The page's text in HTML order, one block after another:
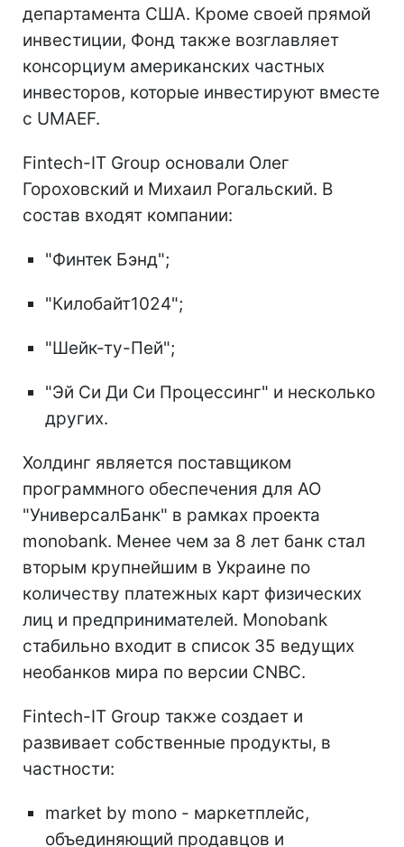
департамента США. Кроме своей прямой
инвестиции, Фонд также возглавляет
консорциум американских частных
инвесторов, которые инвестируют вместе
с UMAEF.
Fintech-IT Group основали Олег
Гороховский и Михаил Рогальский. В
состав входят компании:
"Финтек Бэнд";
"Килобайт1024";
"Шейк-ту-Пей";
"Эй Си Ди Си Процессинг" и несколько
других.
Холдинг является поставщиком
программного обеспечения для АО
"УниверсалБанк" в рамках проекта
monobank. Менее чем за 8 лет банк стал
вторым крупнейшим в Украине по
количеству платежных карт физических
лиц и предпринимателей. Monobank
стабильно входит в список 35 ведущих
необанков мира по версии CNBC.
Fintech-IT Group также создает и
развивает собственные продукты, в
частности:
market by mono - маркетплейс,
объединяющий продавцов и